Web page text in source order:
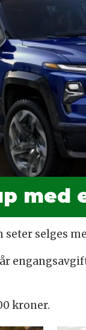
med
selges
kroner.